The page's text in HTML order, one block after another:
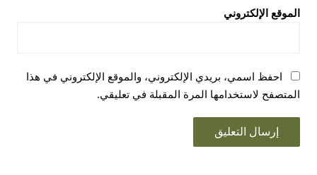
الموقع الإلكتروني
احفظ اسمي، بريدي الإلكتروني، والموقع الإلكتروني في هذا
المتصفح لاستخدامها المرة المقبلة في تعليقي.